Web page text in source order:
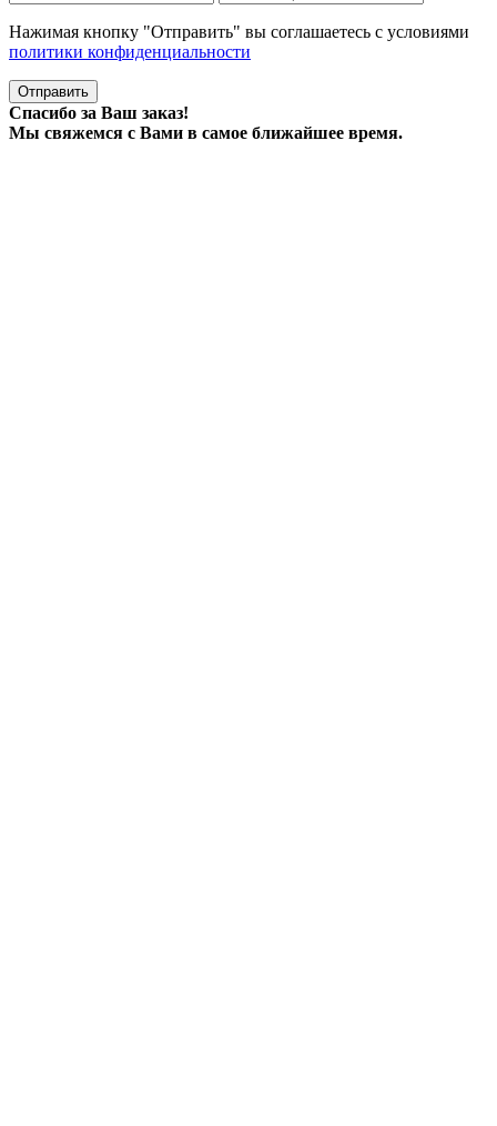
Нажимая кнопку "Отправить" вы соглашаетесь с условиями
политики конфиденциальности
Отправить
Спасибо за Ваш заказ!
Мы свяжемся с Вами в самое ближайшее время.